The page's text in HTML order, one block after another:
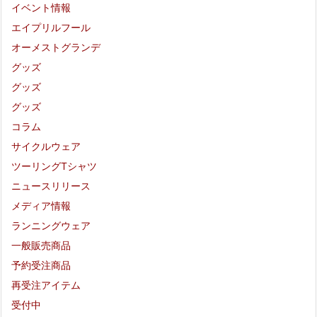
イベント情報
エイプリルフール
オーメストグランデ
グッズ
グッズ
グッズ
コラム
サイクルウェア
ツーリングTシャツ
ニュースリリース
メディア情報
ランニングウェア
一般販売商品
予約受注商品
再受注アイテム
受付中